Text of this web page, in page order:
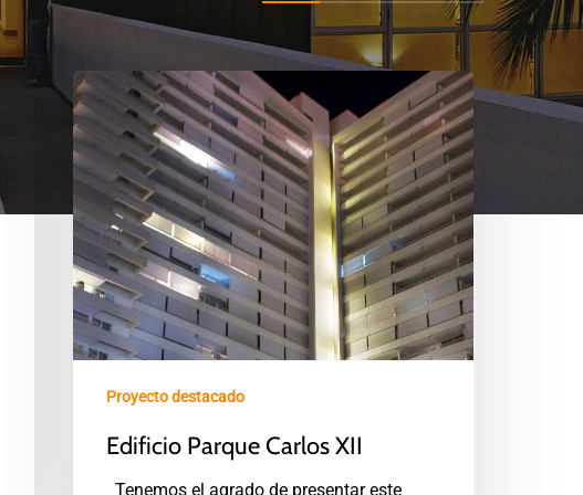
Proyecto destacado
Edificio Parque Carlos XII
Tenemos el agrado de presentar este